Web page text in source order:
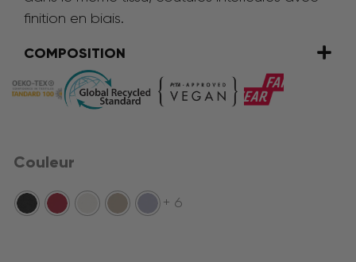
finition en biais.
COMPOSITION
Couleur
+ 6